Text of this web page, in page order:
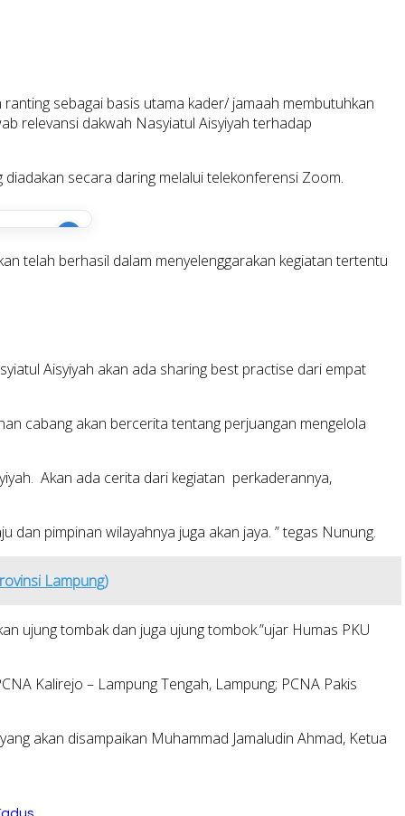
sebagai basis utama kader/ jamaah membutuhkan
relevansi dakwah Nasyiatul Aisyiyah terhadap
diadakan secara daring melalui telekonferensi Zoom.
i
telah berhasil dalam menyelenggarakan kegiatan tertentu
Aisyiyah akan ada sharing best practise dari empat
cabang akan bercerita tentang perjuangan mengelola
Akan ada cerita dari kegiatan perkaderannya,
pimpinan wilayahnya juga akan jaya. ” tegas Nunung.
Lampung)
ujung tombak dan juga ujung tombok.”ujar Humas PKU
Kalirejo – Lampung Tengah, Lampung; PCNA Pakis
akan disampaikan Muhammad Jamaludin Ahmad, Ketua